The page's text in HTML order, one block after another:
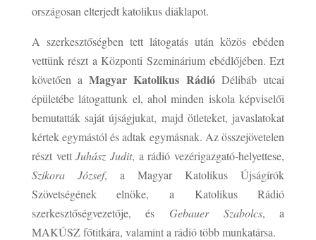
országosan elterjedt katolikus diáklapot.
A szerkesztőségben tett látogatás után közös ebéden
vettünk részt a Központi Szeminárium ebédlőjében. Ezt
követően aMagyar Katolikus RádióDélibáb utcai
épületébe látogattunk el, ahol minden iskola képviselői
bemutatták saját újságjukat, majd ötleteket, javaslatokat
kértek egymástól és adtak egymásnak. Az összejövetelen
részt vettJuhász Judit, a rádió vezérigazgató-helyettese,
Szikora József, a Magyar Katolikus Újságírók
Szövetségének elnöke, a Katolikus Rádió
szerkesztőségvezetője, és Gebauer Szabolcs, a
MAKÚSZ főtitkára, valamint a rádió több munkatársa.